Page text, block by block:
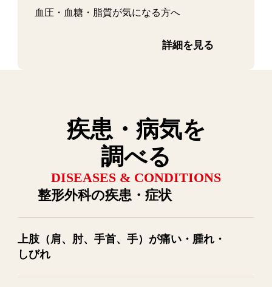
疾患・病気を
調べる
DISEASES & CONDITIONS
整形外科の疾患・症状
上肢​（肩、​肘、​手首、​手）が​痛い・腫れ・
しびれ
血圧・血糖・脂質が気になる方へ
詳細を見る